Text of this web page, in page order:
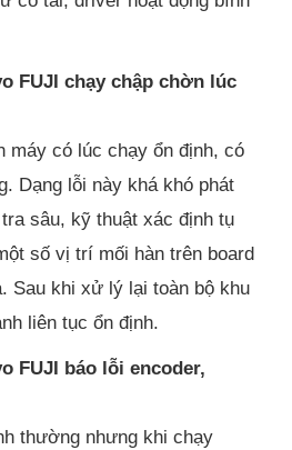
FUJI chạy chập chờn lúc
máy có lúc chạy ổn định, có
Dạng lỗi này khá khó phát
sâu, kỹ thuật xác định tụ
số vị trí mối hàn trên board
Sau khi xử lý lại toàn bộ khu
liên tục ổn định.
FUJI báo lỗi encoder,
thường nhưng khi chạy